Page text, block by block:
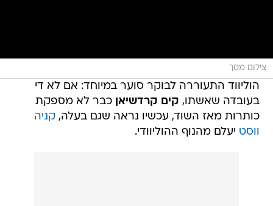
צילום מסך
הוליווד התעוררה לבוקר סוער במיוחד: אם לא די
בעובדה שאשתו, קים קרדשיאן כבר לא מספקת
כותרות מאז השוד, עכשיו נראה שגם בעלה, קניה
ווסט יעלם מהנוף ההוליוודי.